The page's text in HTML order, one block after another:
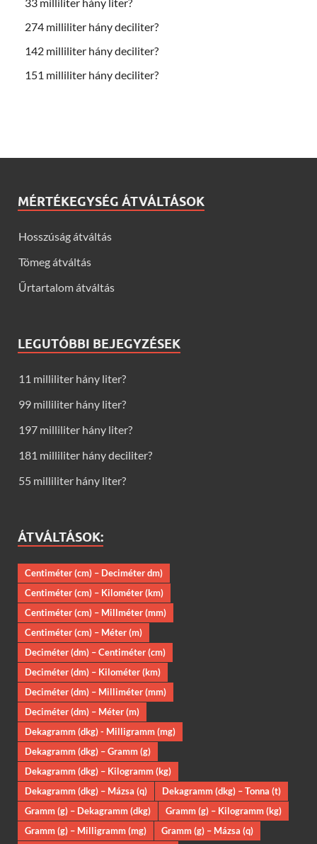
33 milliliter hány liter?
274 milliliter hány deciliter?
142 milliliter hány deciliter?
151 milliliter hány deciliter?
MÉRTÉKEGYSÉG ÁTVÁLTÁSOK
Hosszúság átváltás
Tömeg átváltás
Űrtartalom átváltás
LEGUTÓBBI BEJEGYZÉSEK
11 milliliter hány liter?
99 milliliter hány liter?
197 milliliter hány liter?
181 milliliter hány deciliter?
55 milliliter hány liter?
ÁTVÁLTÁSOK:
Centiméter (cm) – Deciméter dm)
Centiméter (cm) – Kilométer (km)
Centiméter (cm) – Millméter (mm)
Centiméter (cm) – Méter (m)
Deciméter (dm) – Centiméter (cm)
Deciméter (dm) – Kilométer (km)
Deciméter (dm) – Milliméter (mm)
Deciméter (dm) – Méter (m)
Dekagramm (dkg) - Milligramm (mg)
Dekagramm (dkg) – Gramm (g)
Dekagramm (dkg) – Kilogramm (kg)
Dekagramm (dkg) – Mázsa (q)
Dekagramm (dkg) – Tonna (t)
Gramm (g) – Dekagramm (dkg)
Gramm (g) – Kilogramm (kg)
Gramm (g) – Milligramm (mg)
Gramm (g) – Mázsa (q)